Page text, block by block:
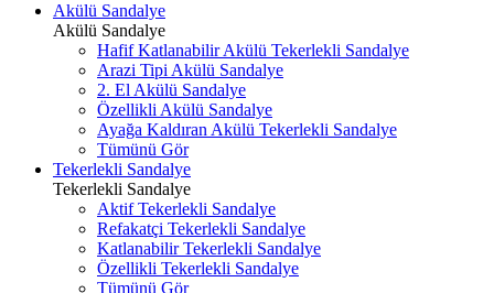
Akülü Sandalye
Akülü Sandalye
Hafif Katlanabilir Akülü Tekerlekli Sandalye
Arazi Tipi Akülü Sandalye
2. El Akülü Sandalye
Özellikli Akülü Sandalye
Ayağa Kaldıran Akülü Tekerlekli Sandalye
Tümünü Gör
Tekerlekli Sandalye
Tekerlekli Sandalye
Aktif Tekerlekli Sandalye
Refakatçi Tekerlekli Sandalye
Katlanabilir Tekerlekli Sandalye
Özellikli Tekerlekli Sandalye
Tümünü Gör